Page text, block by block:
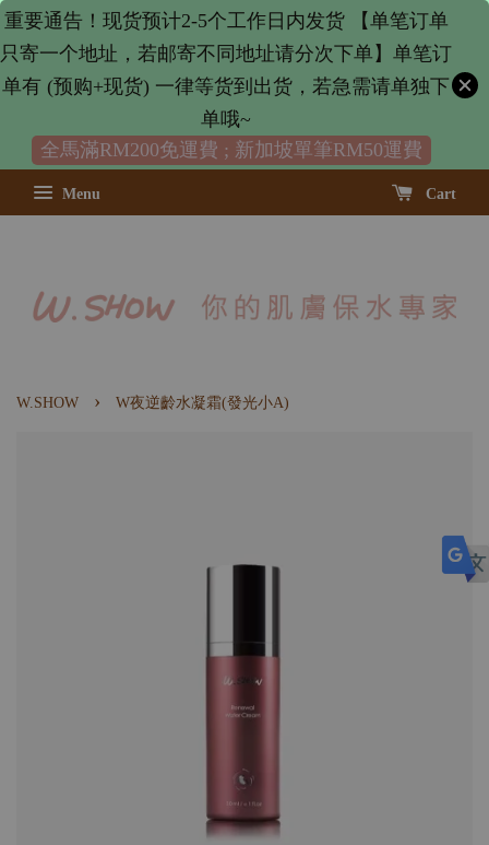
重要通告！现货预计2-5个工作日内发货 【单笔订单
只寄一个地址，若邮寄不同地址请分次下单】单笔订
单有 (预购+现货) 一律等货到出货，若急需请单独下
单哦~
全馬滿RM200免運費 ; 新加坡單筆RM50運費
Menu Cart
W.SHOW › W夜逆齡水凝霜(發光小A)